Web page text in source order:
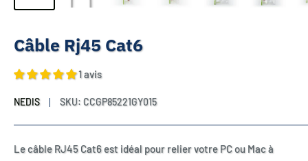
Câble Rj45 Cat6
1 avis
NEDIS SKU: CCGP85221GY015
Le câble RJ45 Cat6 est idéal pour relier votre PC ou Mac à